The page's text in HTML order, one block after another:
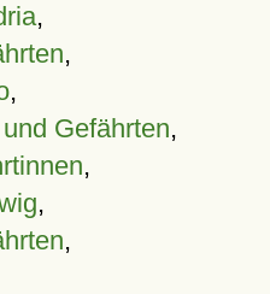
,
,
,
Gefährten,
,
,
,